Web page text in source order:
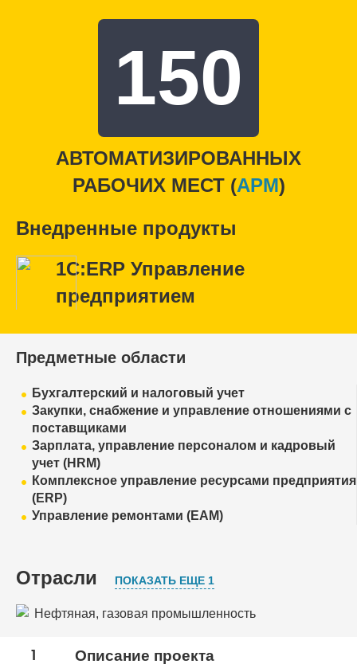
150
АВТОМАТИЗИРОВАННЫХ
РАБОЧИХ МЕСТ (APM)
Внедренные продукты
1С:ERP Управление
предприятием
Предметные области
Бухгалтерский и налоговый учет
Закупки, снабжение и управление отношениями с
поставщиками
Зарплата, управление персоналом и кадровый
учет (HRM)
Комплексное управление ресурсами предприятия
(ERP)
Управление ремонтами (EAM)
Отрасли ПОКАЗАТЬ ЕЩЕ 1
Нефтяная, газовая промышленность
Нефтесервис
1 Описание проекта